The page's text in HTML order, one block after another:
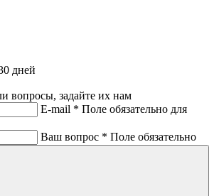
дней
вопросы, задайте их нам
E-mail * Поле обязательно для
Ваш вопрос * Поле обязательно